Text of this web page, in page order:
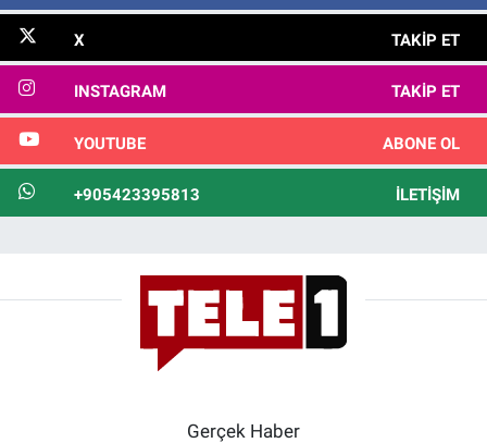
X TAKIP ET
INSTAGRAM TAKIP ET
YOUTUBE ABONE OL
+905423395813 İLETIŞIM
Gerçek Haber